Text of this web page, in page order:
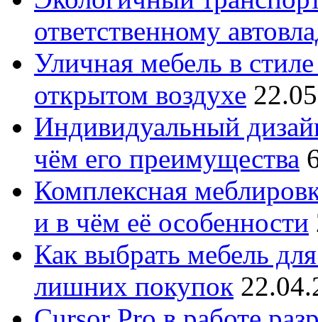
ответственному
Уличная мебель в
открытом воздухе
Индивидуальный
чём его преимущества
Комплексная
и в чём её особенности
Как выбрать мебель
лишних покупок